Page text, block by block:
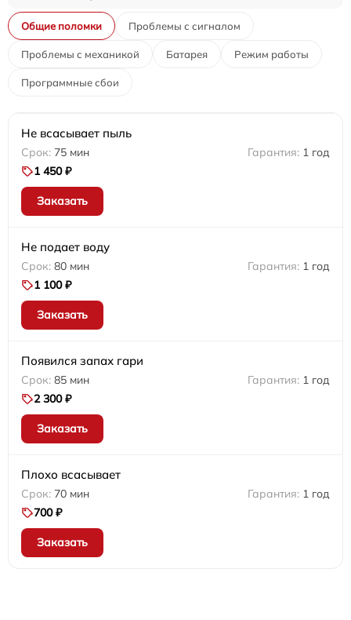
Общие поломки Проблемы с сигналом
Проблемы с механикой Батарея Режим работы
Программные сбои
Не всасывает пыль
75 мин
1 год
1 450 ₽
Заказать
Не подает воду
80 мин
1 год
1 100 ₽
Заказать
Появился запах гари
85 мин
1 год
2 300 ₽
Заказать
Плохо всасывает
70 мин
1 год
700 ₽
Заказать